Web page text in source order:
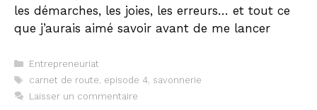
les démarches, les joies, les erreurs… et tout ce
que j’aurais aimé savoir avant de me lancer
Catégories
Entrepreneuriat
Étiquettes
carnet de route, episode 4, savonnerie
Laisser un commentaire